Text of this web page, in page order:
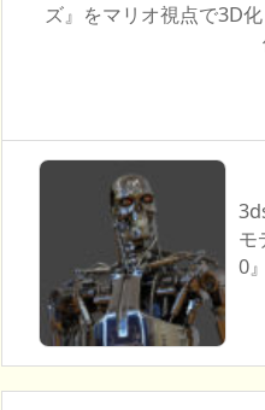
ズ』をマリオ視点で3D
モ
0』